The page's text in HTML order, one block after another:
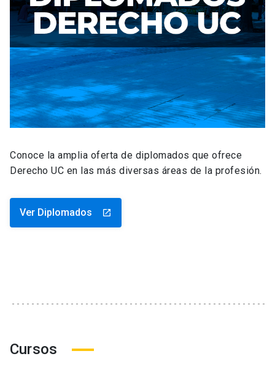
Conoce la amplia oferta de diplomados que ofrece
Derecho UC en las más diversas áreas de la profesión.
Ver Diplomados launch
Cursos